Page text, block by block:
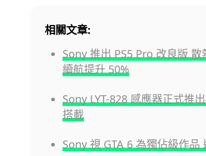
相關文章:
Sony 推出 PS5 Pro 改良版
續航提升 50%
Sony LYT-828 感應器正式推
搭載
Sony 視 GTA 6 為獨佔級作品